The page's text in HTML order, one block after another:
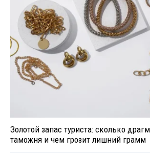
Золотой запас туриста: сколько
таможня и чем грозит лишний грамм